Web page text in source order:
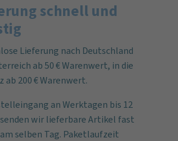
schnell und
Lieferung nach Deutschland
ab 50 € Warenwert, in die
ab 200 € Warenwert.
an Werktagen bis 12
wir lieferbare Artikel fast
selben Tag. Paketlaufzeit